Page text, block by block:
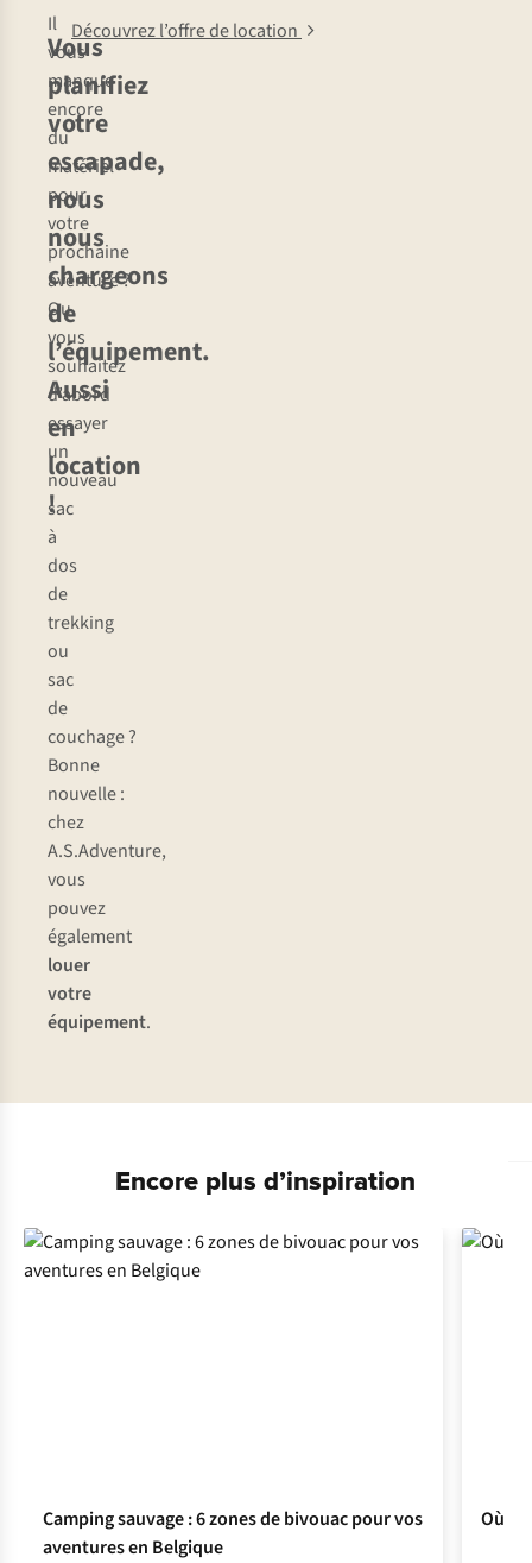
Vous
planifiez
votre
escapade,
nous
nous
chargeons
de
l’équipement.
Aussi
en
location
!
Il
vous
manque
encore
du
matériel
pour
votre
prochaine
aventure ?
Ou
vous
souhaitez
d’abord
essayer
un
nouveau
sac
à
dos
de
trekking
ou
sac
de
couchage ?
Bonne
nouvelle :
chez
A.S.Adventure,
vous
pouvez
également
louer
votre
équipement.
Découvrez l’offre de location
Encore plus d’inspiration
Camping sauvage : 6 zones de bivouac pour vos
aventures en Belgique
Où